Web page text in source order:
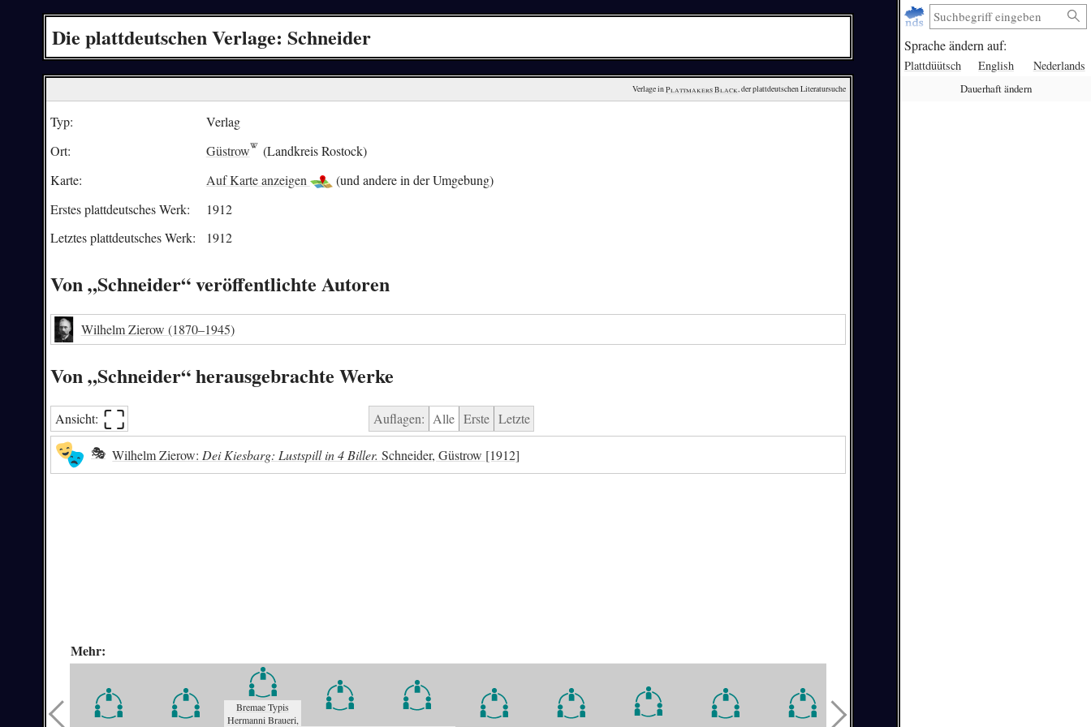
Sprache ändern auf:
Plattdüütsch English Nederlands
Dauerhaft ändern
Die plattdeutschen Verlage: Schneider
Verlage in Plattmakers Black, der plattdeutschen Literatursuche
Typ:
Verlag
Ort:
Güstrow
(Landkreis Rostock)
Karte:
Auf Karte anzeigen
(und andere in der Umgebung)
Erstes plattdeutsches Werk:
1912
Letztes plattdeutsches Werk:
1912
Von „Schneider“ veröffentlichte Autoren
Wilhelm Zierow (1870–1945)
Von „Schneider“ herausgebrachte Werke
Ansicht: ⛶︎ Auflagen: Alle Erste Letzte
🎭 Wilhelm Zierow: Dei Kiesbarg: Lustspill in 4 Biller. Schneider, Güstrow [1912]
Mehr:
Bremae Typis
Hermanni Braueri,